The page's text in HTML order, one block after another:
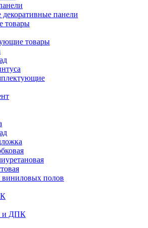
панели
товары
товары
виниловых полов
и ДПК